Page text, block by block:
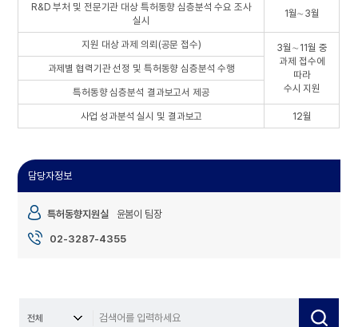
R&D 부처 및 전문기관 대상 특허동향 심층분석 수요 조사
실시
1월∼3월
지원 대상 과제 의뢰(공문 접수)
3월∼11월 중
과제 접수에
따라
수시 지원
과제별 협력기관 선정 및 특허동향 심층분석 수행
특허동향 심층분석 결과보고서 제공
사업 성과분석 실시 및 결과보고
12월
담당자정보
특허동향지원실 윤봄이 팀장
02-3287-4355